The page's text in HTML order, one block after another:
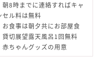
朝8時までに連絡すればキャ
セル料は無料
お食事は朝夕共にお部屋食
貸切展望露天風呂1回無料
赤ちゃんグッズの用意